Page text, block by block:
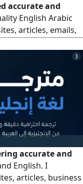
accurate and
English Arabic
articles, emails,
3
accurate and
English. I
articles, business